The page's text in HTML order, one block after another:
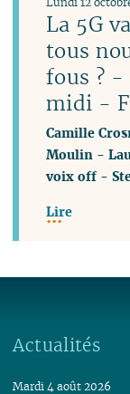
La 5G
tous
fous ? -
midi -
Camille
Moulin -
voix off-
Lire
Actualités
Mardi 4 août 2026